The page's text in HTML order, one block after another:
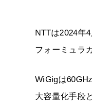
NTTは2024年
フォーミュラ
WiGigは
大容量化手段